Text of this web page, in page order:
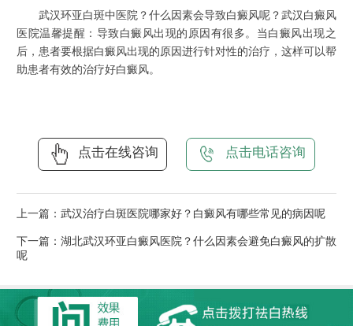
武汉环亚白斑中医院？什么因素会导致白癜风呢？武汉白癜风
医院温馨提醒：导致白癜风出现的原因有很多。当白癜风出现之
后，患者要根据白癜风出现的原因进行针对性的治疗，这样可以帮
助患者有效的治疗好白癜风。
点击在线咨询 点击电话咨询
上一篇： 武汉治疗白斑医院哪家好？白癜风有哪些常见的病因呢
下一篇： 湖北武汉环亚白癜风医院？什么因素会避免白癜风的扩散
呢